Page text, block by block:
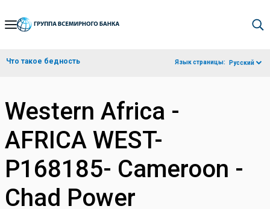
Skip
Navigation
Что такое бедность Язык страницы: Русский
Western Africa -
AFRICA WEST-
P168185- Cameroon -
Chad Power